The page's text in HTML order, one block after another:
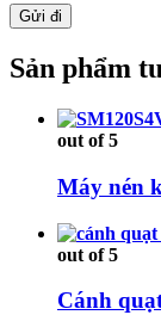
Sản phẩm
out of 5
Máy nén
out of 5
Cánh